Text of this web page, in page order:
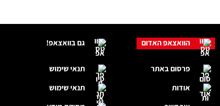
גם בוואצאפ!
תנאי שימוש
תנאי שימוש
הוואצאפ האדום
פרסום באתר
אודות